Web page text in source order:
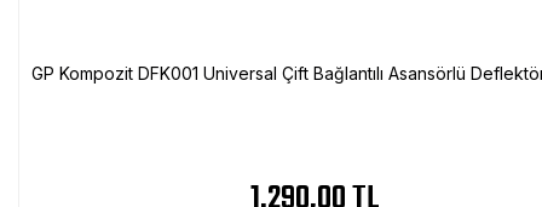
GP Kompozit DFK001 Universal Çift Bağlantılı Asansörlü